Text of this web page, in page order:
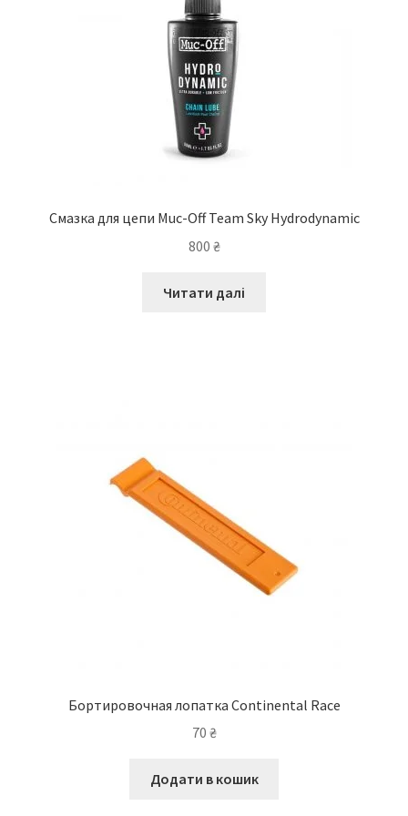
Смазка для цепи Muc-Off Team Sky Hydrodynamic
800 ₴
Читати далі
Бортировочная лопатка Continental Race
70 ₴
Додати в кошик